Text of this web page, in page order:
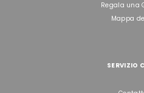
Regala una
Mappa
SERVIZIO